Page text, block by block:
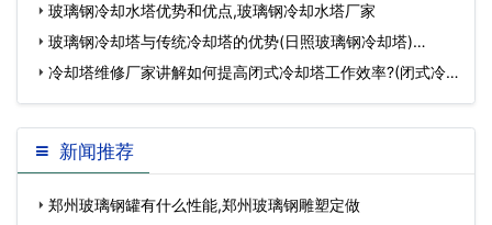
玻璃钢冷却水塔优势和优点,玻璃钢冷却水塔厂家
玻璃钢冷却塔与传统冷却塔的优势(日照玻璃钢冷却塔)…
冷却塔维修厂家讲解如何提高闭式冷却塔工作效率?(闭式冷
却塔维修厂家)…
新闻推荐
郑州玻璃钢罐有什么性能,郑州玻璃钢雕塑定做